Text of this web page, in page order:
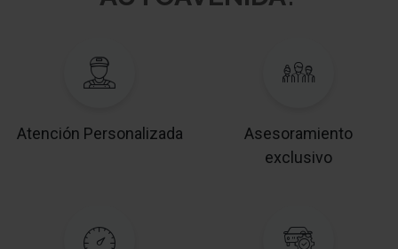
Atención Personalizada
Asesoramiento
exclusivo